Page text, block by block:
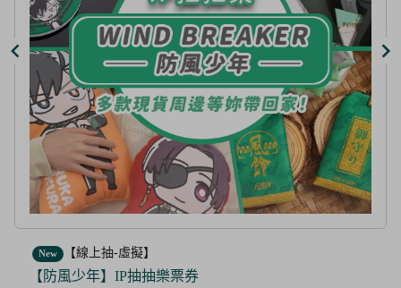
New 【線上抽-虛擬】
【茜色線上抽票券】限量周邊抽抽樂